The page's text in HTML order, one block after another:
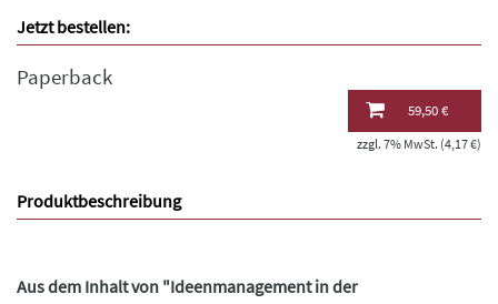
Jetzt bestellen:
Paperback
59,50 €
zzgl. 7% MwSt. (4,17 €)
Produktbeschreibung
Aus dem Inhalt von "Ideenmanagement in der